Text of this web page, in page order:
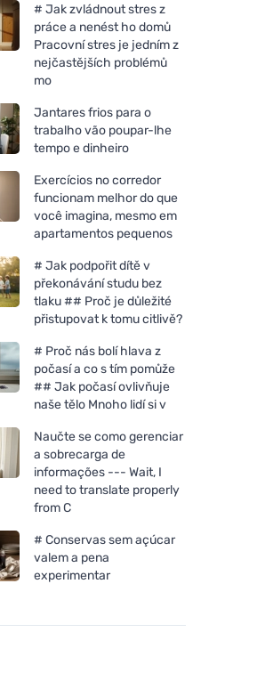
# Jak zvládnout stres z
práce a nenést ho domů
Pracovní stres je jedním z
nejčastějších problémů
mo
Jantares frios para o
trabalho vão poupar-lhe
tempo e dinheiro
Exercícios no corredor
funcionam melhor do que
você imagina, mesmo em
apartamentos pequenos
# Jak podpořit dítě v
překonávání studu bez
tlaku ## Proč je důležité
přistupovat k tomu citlivě?
# Proč nás bolí hlava z
počasí a co s tím pomůže
## Jak počasí ovlivňuje
naše tělo Mnoho lidí si v
Naučte se como gerenciar
a sobrecarga de
informações --- Wait, I
need to translate properly
from C
# Conservas sem açúcar
valem a pena
experimentar